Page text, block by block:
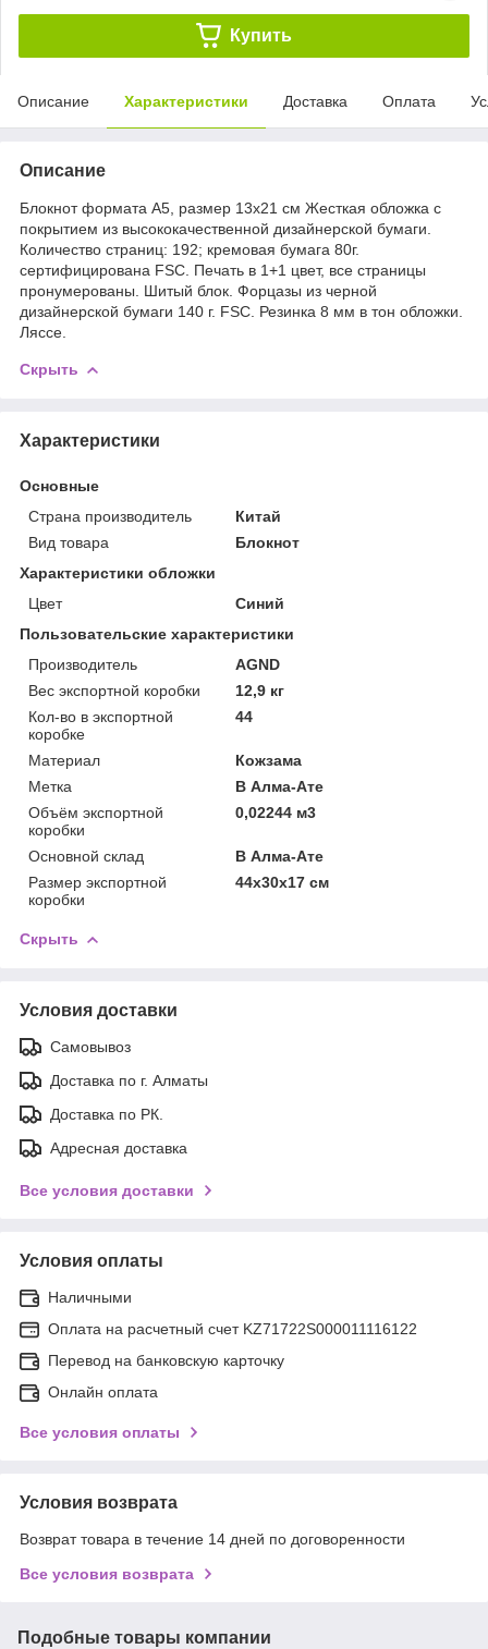
Купить
Описание Характеристики Доставка Оплата
Описание
Блокнот формата А5, размер 13х21 см Жесткая обложка с
покрытием из высококачественной дизайнерской бумаги.
Количество страниц: 192; кремовая бумага 80г.
сертифицирована FSC. Печать в 1+1 цвет, все страницы
пронумерованы. Шитый блок. Форцазы из черной
дизайнерской бумаги 140 г. FSC. Резинка 8 мм в тон обложки.
Ляссе.
Скрыть
Характеристики
Основные
Страна производитель
Китай
Вид товара
Блокнот
Характеристики обложки
Цвет
Синий
Пользовательские характеристики
Производитель
AGND
Вес экспортной коробки
12,9 кг
Кол-во в экспортной
коробке
44
Материал
Кожзама
Метка
В Алма-Ате
Объём экспортной
коробки
0,02244 м3
Основной склад
В Алма-Ате
Размер экспортной
коробки
44x30x17 см
Скрыть
Условия доставки
Самовывоз
Доставка по г. Алматы
Доставка по РК.
Адресная доставка
Все условия доставки
Условия оплаты
Наличными
Оплата на расчетный счет KZ71722S000011116122
Перевод на банковскую карточку
Онлайн оплата
Все условия оплаты
Условия возврата
Возврат товара в течение 14 дней по договоренности
Все условия возврата
Подобные товары компании